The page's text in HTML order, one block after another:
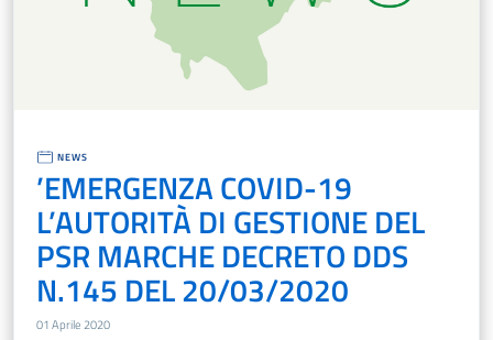
NEWS
’EMERGENZA COVID-19
L’AUTORITÀ DI GESTIONE DEL
PSR MARCHE DECRETO DDS
N.145 DEL 20/03/2020
01 Aprile 2020